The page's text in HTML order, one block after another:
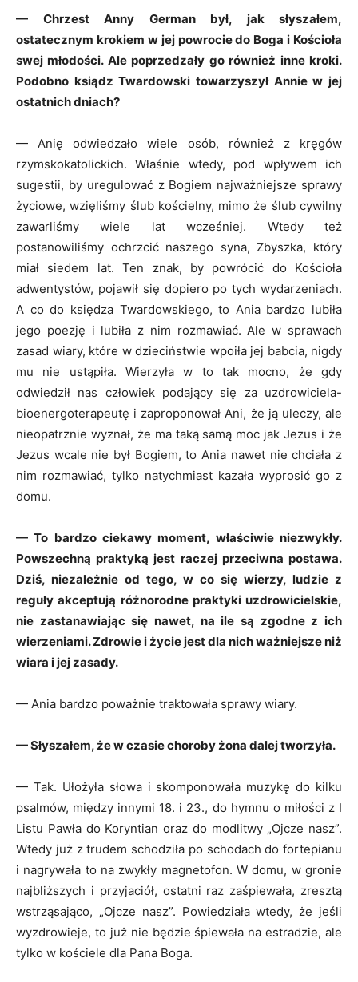
— Chrzest Anny German był, jak słyszałem,
ostatecznym krokiem w jej powrocie do Boga i Kościoła
swej młodości. Ale poprzedzały go również inne kroki.
Podobno ksiądz Twardowski towarzyszył Annie w jej
ostatnich dniach?
— Anię odwiedzało wiele osób, również z kręgów
rzymskokatolickich. Właśnie wtedy, pod wpływem ich
sugestii, by uregulować z Bogiem najważniejsze sprawy
życiowe, wzięliśmy ślub kościelny, mimo że ślub cywilny
zawarliśmy wiele lat wcześniej. Wtedy też
postanowiliśmy ochrzcić naszego syna, Zbyszka, który
miał siedem lat. Ten znak, by powrócić do Kościoła
adwentystów, pojawił się dopiero po tych wydarzeniach.
A co do księdza Twardowskiego, to Ania bardzo lubiła
jego poezję i lubiła z nim rozmawiać. Ale w sprawach
zasad wiary, które w dzieciństwie wpoiła jej babcia, nigdy
mu nie ustąpiła. Wierzyła w to tak mocno, że gdy
odwiedził nas człowiek podający się za uzdrowiciela-
bioenergoterapeutę i zaproponował Ani, że ją uleczy, ale
nieopatrznie wyznał, że ma taką samą moc jak Jezus i że
Jezus wcale nie był Bogiem, to Ania nawet nie chciała z
nim rozmawiać, tylko natychmiast kazała wyprosić go z
domu.
— To bardzo ciekawy moment, właściwie niezwykły.
Powszechną praktyką jest raczej przeciwna postawa.
Dziś, niezależnie od tego, w co się wierzy, ludzie z
reguły akceptują różnorodne praktyki uzdrowicielskie,
nie zastanawiając się nawet, na ile są zgodne z ich
wierzeniami. Zdrowie i życie jest dla nich ważniejsze niż
wiara i jej zasady.
— Ania bardzo poważnie traktowała sprawy wiary.
— Słyszałem, że w czasie choroby żona dalej tworzyła.
— Tak. Ułożyła słowa i skomponowała muzykę do kilku
psalmów, między innymi 18. i 23., do hymnu o miłości z I
Listu Pawła do Koryntian oraz do modlitwy „Ojcze nasz”.
Wtedy już z trudem schodziła po schodach do fortepianu
i nagrywała to na zwykły magnetofon. W domu, w gronie
najbliższych i przyjaciół, ostatni raz zaśpiewała, zresztą
wstrząsająco, „Ojcze nasz”. Powiedziała wtedy, że jeśli
wyzdrowieje, to już nie będzie śpiewała na estradzie, ale
tylko w kościele dla Pana Boga.